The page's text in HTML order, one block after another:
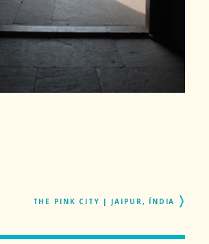
THE PINK CITY | JAIPUR, ÍNDIA